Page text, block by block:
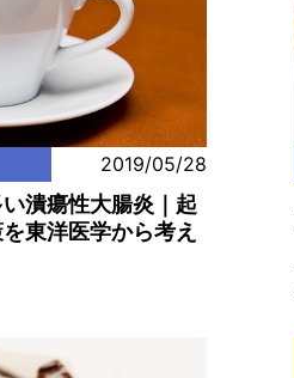
2019/05/28
潰瘍性大腸炎｜起
東洋医学から考え